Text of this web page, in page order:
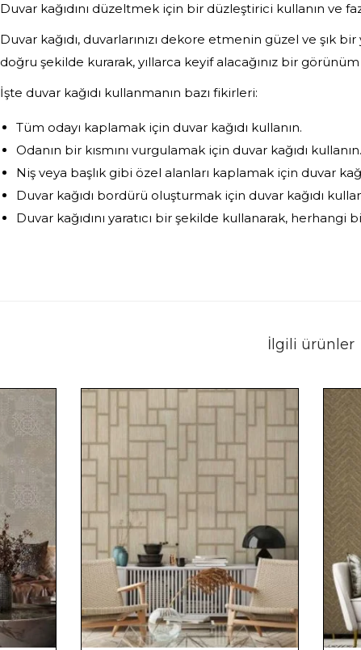
Duvar kağıdını düzeltmek için bir düzleştirici kullanın ve
Duvar kağıdı, duvarlarınızı dekore etmenin güzel ve şık
doğru şekilde kurarak, yıllarca keyif alacağınız bir
İşte duvar kağıdı kullanmanın bazı fikirleri:
Tüm odayı kaplamak için duvar kağıdı kullanın.
Odanın bir kısmını vurgulamak için duvar kağıdı kullanın.
Niş veya başlık gibi özel alanları kaplamak için duvar
Duvar kağıdı bordürü oluşturmak için duvar kağıdı
Duvar kağıdını yaratıcı bir şekilde kullanarak, herhangi
İlgili ürünler